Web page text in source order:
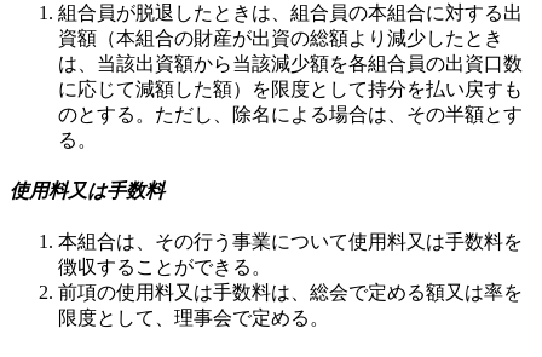
組合員が脱退したときは、組合員の本組合に対する出
資額（本組合の財産が出資の総額より減少したとき
は、当該出資額から当該減少額を各組合員の出資口数
に応じて減額した額）を限度として持分を払い戻すも
のとする。ただし、除名による場合は、その半額とす
る。
使用料又は手数料
本組合は、その行う事業について使用料又は手数料を
徴収することができる。
前項の使用料又は手数料は、総会で定める額又は率を
限度として、理事会で定める。